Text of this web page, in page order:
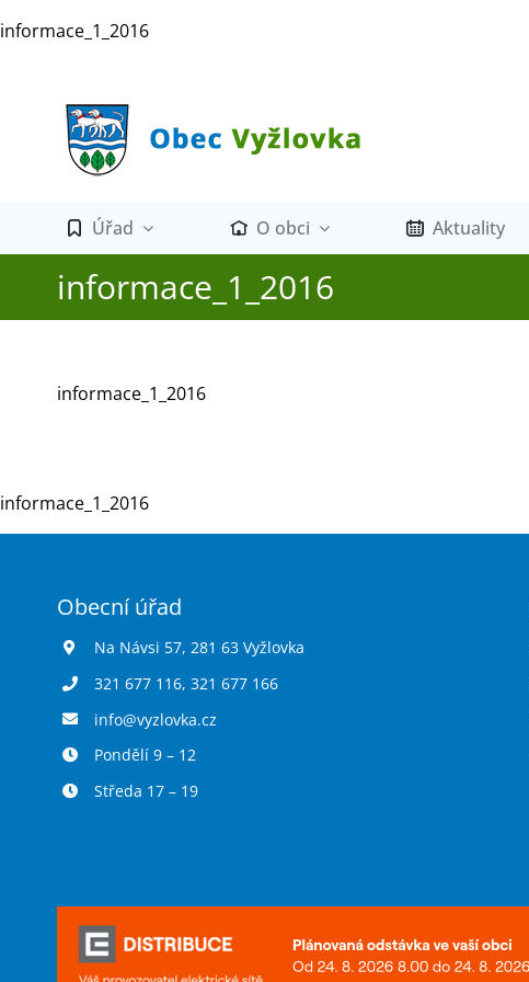
na
informace_1_2016
Úřad O obci Aktuality
informace_1_2016
informace_1_2016
informace_1_2016
Obecní úřad
Na Návsi 57, 281 63 Vyžlovka
321 677 116, 321 677 166
info@vyzlovka.cz
Pondělí 9 – 12
Středa 17 – 19